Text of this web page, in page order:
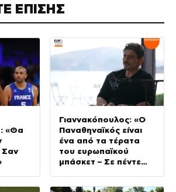
ΕΠΙΣΗΣ
«Θα
Σαν
Γιαννακόπουλος: «Ο
Παναθηναϊκός είναι
ένα από τα τέρατα
του ευρωπαϊκού
μπάσκετ – Σε πέντε